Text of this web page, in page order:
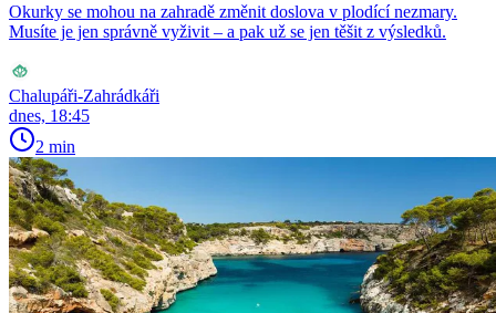
Okurky se mohou na zahradě změnit doslova v plodící nezmary.
Musíte je jen správně vyživit – a pak už se jen těšit z výsledků.
Chalupáři-Zahrádkáři
dnes, 18:45
2 min